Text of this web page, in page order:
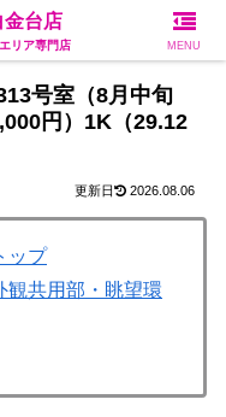
号室（8月中旬
円）1K（29.12
2026.08.06
ップ
観共用部・眺望環
金台店
リア専門店 MENU